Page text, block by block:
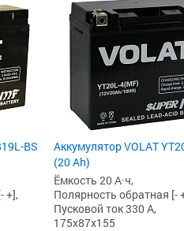
BS
+],
Аккумулятор VOLAT
(20 Ah)
Ёмкость 20 А·ч,
Полярность обратная [-
Пусковой ток 330 А,
175x87x155